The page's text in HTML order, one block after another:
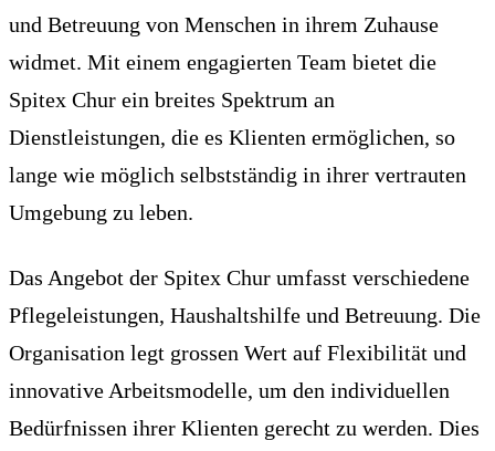
und Betreuung von Menschen in ihrem Zuhause
widmet. Mit einem engagierten Team bietet die
Spitex Chur ein breites Spektrum an
Dienstleistungen, die es Klienten ermöglichen, so
lange wie möglich selbstständig in ihrer vertrauten
Umgebung zu leben.
Das Angebot der Spitex Chur umfasst verschiedene
Pflegeleistungen, Haushaltshilfe und Betreuung. Die
Organisation legt grossen Wert auf Flexibilität und
innovative Arbeitsmodelle, um den individuellen
Bedürfnissen ihrer Klienten gerecht zu werden. Dies